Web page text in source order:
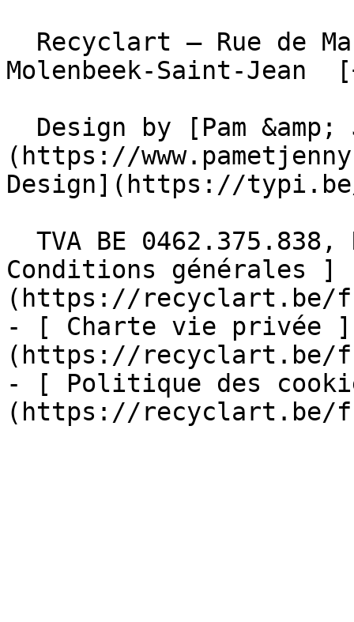
Molenbeek-Saint-
(https://
Design](https://
Conditions générales ]
(https://recyclart.be/
- [ Charte vie privée ]
(https://recyclart.be/
- [ Politique des